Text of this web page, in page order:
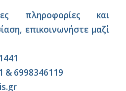
πληροφορίες και
επικοινωνήστε μαζί
& 6998346119